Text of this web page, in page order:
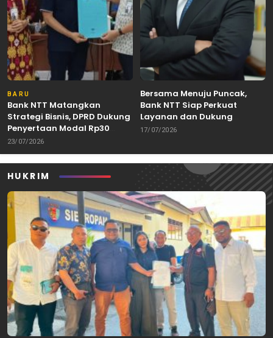
BARU
Bank NTT Matangkan
Strategi Bisnis, DPRD Dukung
Penyertaan Modal Rp30
Miliar
23/07/2026
Bersama Menuju Puncak,
Bank NTT Siap Perkuat
Layanan dan Dukung
Pertumbuhan Ekonomi NTT
17/07/2026
HUKRIM